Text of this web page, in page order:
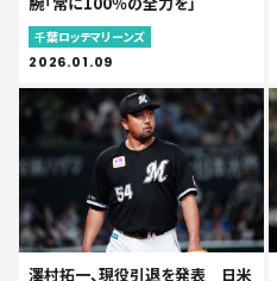
千葉ロッテマリーンズ
2026.01.09
澤村拓一、現役引退を発表 日米